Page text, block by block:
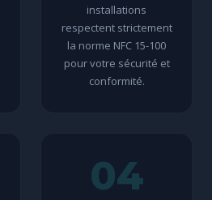
installations
respectent strictement
la norme NFC 15-100
pour votre sécurité et
conformité.
04